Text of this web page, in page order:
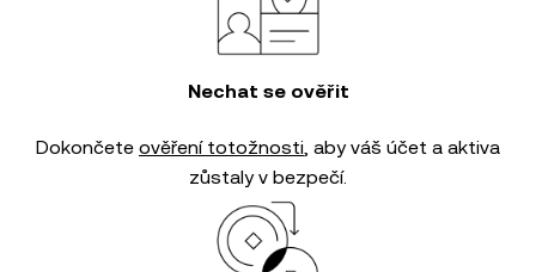
Nechat se ověřit
Dokončete ověření totožnosti, aby váš účet a aktiva
zůstaly v bezpečí.